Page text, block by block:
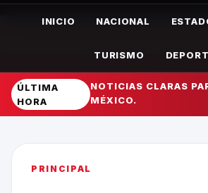
INICIO NACIONAL
TURISMO
ÚLTIMA
HORA
NOTICIAS CLARAS
MÉXICO.
PRINCIPAL